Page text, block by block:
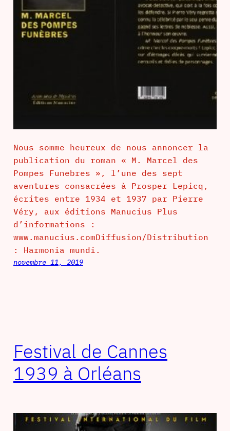
Nous somme heureux de nous annoncer la
publication du roman « M. Marcel des
Pompes Funebres », l’une des sept
aventures consacrées à Prosper Lepicq,
écrites entre 1934 et 1937 par Pierre
Véry, aux éditions Manucius Plus
d’informations :
www.manucius.comDiffusion/Distribution
: Harmonia mundi.
novembre 11, 2019
Festival de Cannes
1939 à Orléans